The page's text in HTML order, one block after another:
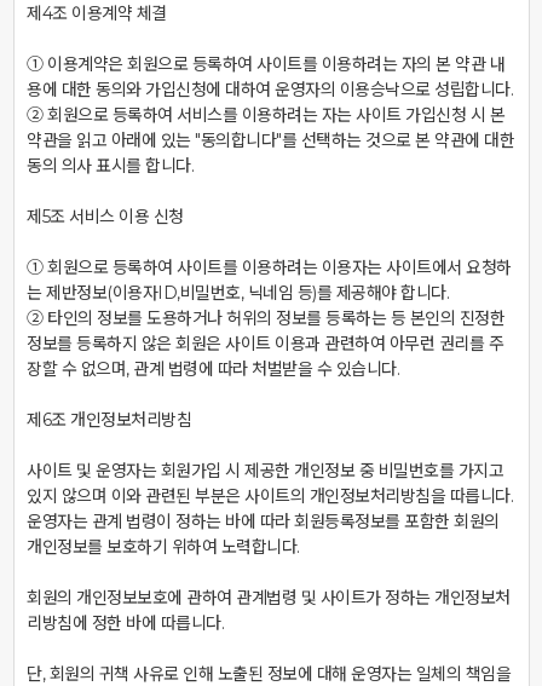
제4조 이용계약 체결
① 이용계약은 회원으로 등록하여 사이트를 이용하려는 자의 본 약관 내
용에 대한 동의와 가입신청에 대하여 운영자의 이용승낙으로 성립합니다.
② 회원으로 등록하여 서비스를 이용하려는 자는 사이트 가입신청 시 본
약관을 읽고 아래에 있는 "동의합니다"를 선택하는 것으로 본 약관에 대한
동의 의사 표시를 합니다.
제5조 서비스 이용 신청
① 회원으로 등록하여 사이트를 이용하려는 이용자는 사이트에서 요청하
는 제반정보(이용자ID,비밀번호, 닉네임 등)를 제공해야 합니다.
② 타인의 정보를 도용하거나 허위의 정보를 등록하는 등 본인의 진정한
정보를 등록하지 않은 회원은 사이트 이용과 관련하여 아무런 권리를 주
장할 수 없으며, 관계 법령에 따라 처벌받을 수 있습니다.
제6조 개인정보처리방침
사이트 및 운영자는 회원가입 시 제공한 개인정보 중 비밀번호를 가지고
있지 않으며 이와 관련된 부분은 사이트의 개인정보처리방침을 따릅니다.
운영자는 관계 법령이 정하는 바에 따라 회원등록정보를 포함한 회원의
개인정보를 보호하기 위하여 노력합니다.
회원의 개인정보보호에 관하여 관계법령 및 사이트가 정하는 개인정보처
리방침에 정한 바에 따릅니다.
단, 회원의 귀책 사유로 인해 노출된 정보에 대해 운영자는 일체의 책임을